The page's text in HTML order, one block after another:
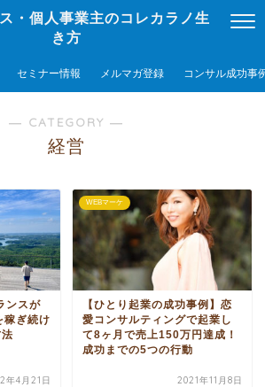
・個人事業主のコレカラノ生
き方
セミナー情報 メルマガ登録 コンサル成功事
― CATEGORY ―
経営
ンスが
稼ぎ続け
年4月21日
WEBマーケ
【ひとり起業の成功事例】恋
愛コンサルティングで起業し
て8ヶ月で売上150万円達成！
成功までの5つの行動
2021年11月8日